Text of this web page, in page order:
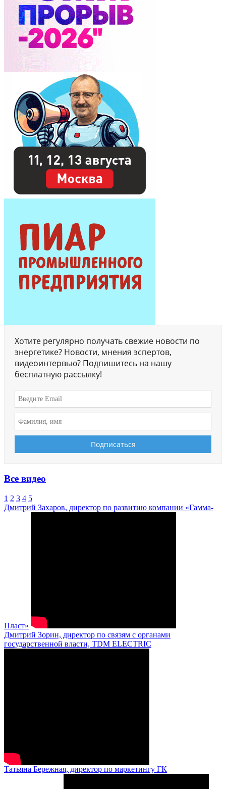
Хотите регулярно получать свежие новости по
энергетике? Новости, мнения эспертов,
видеоинтервью? Подпишитесь на нашу
бесплатную рассылку!
Все видео
1 2 3 4 5
Дмитрий Захаров, директор по развитию компании «Гамма-
Пласт»
Дмитрий Зорин, директор по связям с органами
государственной власти, TDM ELECTRIC
Татьяна Бережная, директор по маркетингу ГК